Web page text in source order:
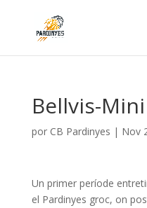
Bellvis-
por CB Pardinyes | Nov
Un primer període
el Pardinyes groc, on